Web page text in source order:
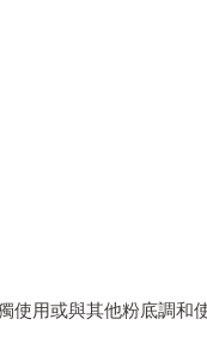
用或與其他粉底調和使